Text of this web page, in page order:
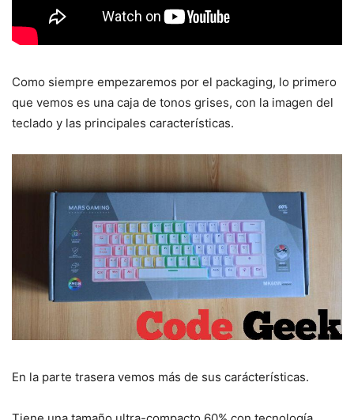
Como siempre empezaremos por el packaging, lo primero
que vemos es una caja de tonos grises, con la imagen del
teclado y las principales características.
En la parte trasera vemos más de sus carácterísticas.